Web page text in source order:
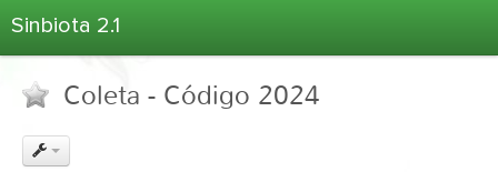
Sinbiota 2.1
Informações Ambientais
Coletas
Coleta - Código 2024